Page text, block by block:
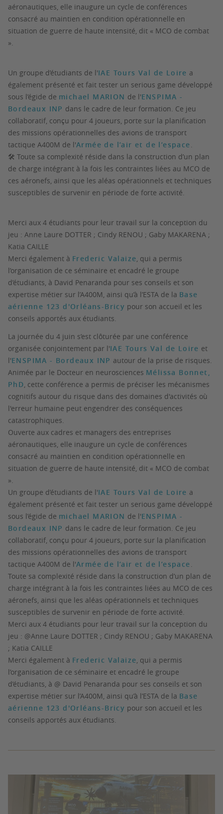
aéronautiques, elle inaugure un cycle de conférences
consacré au maintien en condition opérationnelle en
situation de guerre de haute intensité, dit « MCO de combat
».
Un groupe d’étudiants de l'IAE Tours Val de Loire a
également présenté et fait tester un serious game développé
sous l’égide de michael MARION de l'ENSPIMA -
Bordeaux INP dans le cadre de leur formation. Ce jeu
collaboratif, conçu pour 4 joueurs, porte sur la planification
des missions opérationnelles des avions de transport
tactique A400M de l'Armée de l’air et de l’espace.
🛠️ Toute sa complexité réside dans la construction d’un plan
de charge intégrant à la fois les contraintes liées au MCO de
ces aéronefs, ainsi que les aléas opérationnels et techniques
susceptibles de survenir en période de forte activité.
Merci aux 4 étudiants pour leur travail sur la conception du
jeu : Anne Laure DOTTER ; Cindy RENOU ; Gaby MAKARENA ;
Katia CAILLE
Merci également à Frederic Valaize, qui a permis
l’organisation de ce séminaire et encadré le groupe
d’étudiants, à David Penaranda pour ses conseils et son
expertise métier sur l’A400M, ainsi qu’à l’ESTA de la Base
aérienne 123 d'Orléans-Bricy pour son accueil et les
conseils apportés aux étudiants.
La journée du 4 juin s’est clôturée par une conférence
organisée conjointement par l'IAE Tours Val de Loire et
l'ENSPIMA - Bordeaux INP autour de la prise de risques.
Animée par le Docteur en neurosciences Mélissa Bonnet,
PhD, cette conférence a permis de préciser les mécanismes
cognitifs autour du risque dans des domaines d'activités où
l'erreur humaine peut engendrer des conséquences
catastrophiques.
Ouverte aux cadres et managers des entreprises
aéronautiques, elle inaugure un cycle de conférences
consacré au maintien en condition opérationnelle en
situation de guerre de haute intensité, dit « MCO de combat
».
Un groupe d’étudiants de l'IAE Tours Val de Loire a
également présenté et fait tester un serious game développé
sous l’égide de michael MARION de l'ENSPIMA -
Bordeaux INP dans le cadre de leur formation. Ce jeu
collaboratif, conçu pour 4 joueurs, porte sur la planification
des missions opérationnelles des avions de transport
tactique A400M de l'Armée de l’air et de l’espace.
Toute sa complexité réside dans la construction d’un plan de
charge intégrant à la fois les contraintes liées au MCO de ces
aéronefs, ainsi que les aléas opérationnels et techniques
susceptibles de survenir en période de forte activité.
Merci aux 4 étudiants pour leur travail sur la conception du
jeu : @Anne Laure DOTTER ; Cindy RENOU ; Gaby MAKARENA
; Katia CAILLE
Merci également à Frederic Valaize, qui a permis
l’organisation de ce séminaire et encadré le groupe
d’étudiants, à @ David Penaranda pour ses conseils et son
expertise métier sur l’A400M, ainsi qu’à l’ESTA de la Base
aérienne 123 d'Orléans-Bricy pour son accueil et les
conseils apportés aux étudiants.